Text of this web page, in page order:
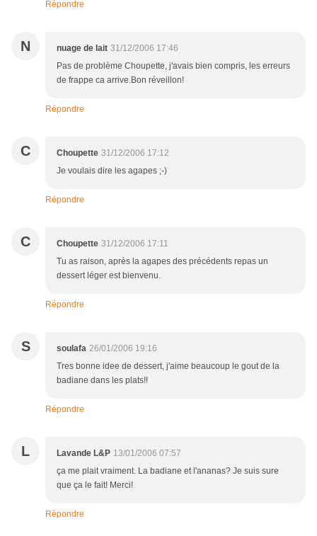
Répondre
N nuage de lait 31/12/2006 17:46
Pas de problème Choupette, j'avais bien compris, les erreurs
de frappe ca arrive.Bon réveillon!
Répondre
C Choupette 31/12/2006 17:12
Je voulais dire les agapes ;-)
Répondre
C Choupette 31/12/2006 17:11
Tu as raison, après la agapes des précédents repas un
dessert léger est bienvenu.
Répondre
S soulafa 26/01/2006 19:16
Tres bonne idee de dessert, j'aime beaucoup le gout de la
badiane dans les plats!!
Répondre
L Lavande L&P 13/01/2006 07:57
ça me plait vraiment. La badiane et l'ananas? Je suis sure
que ça le fait! Merci!
Répondre